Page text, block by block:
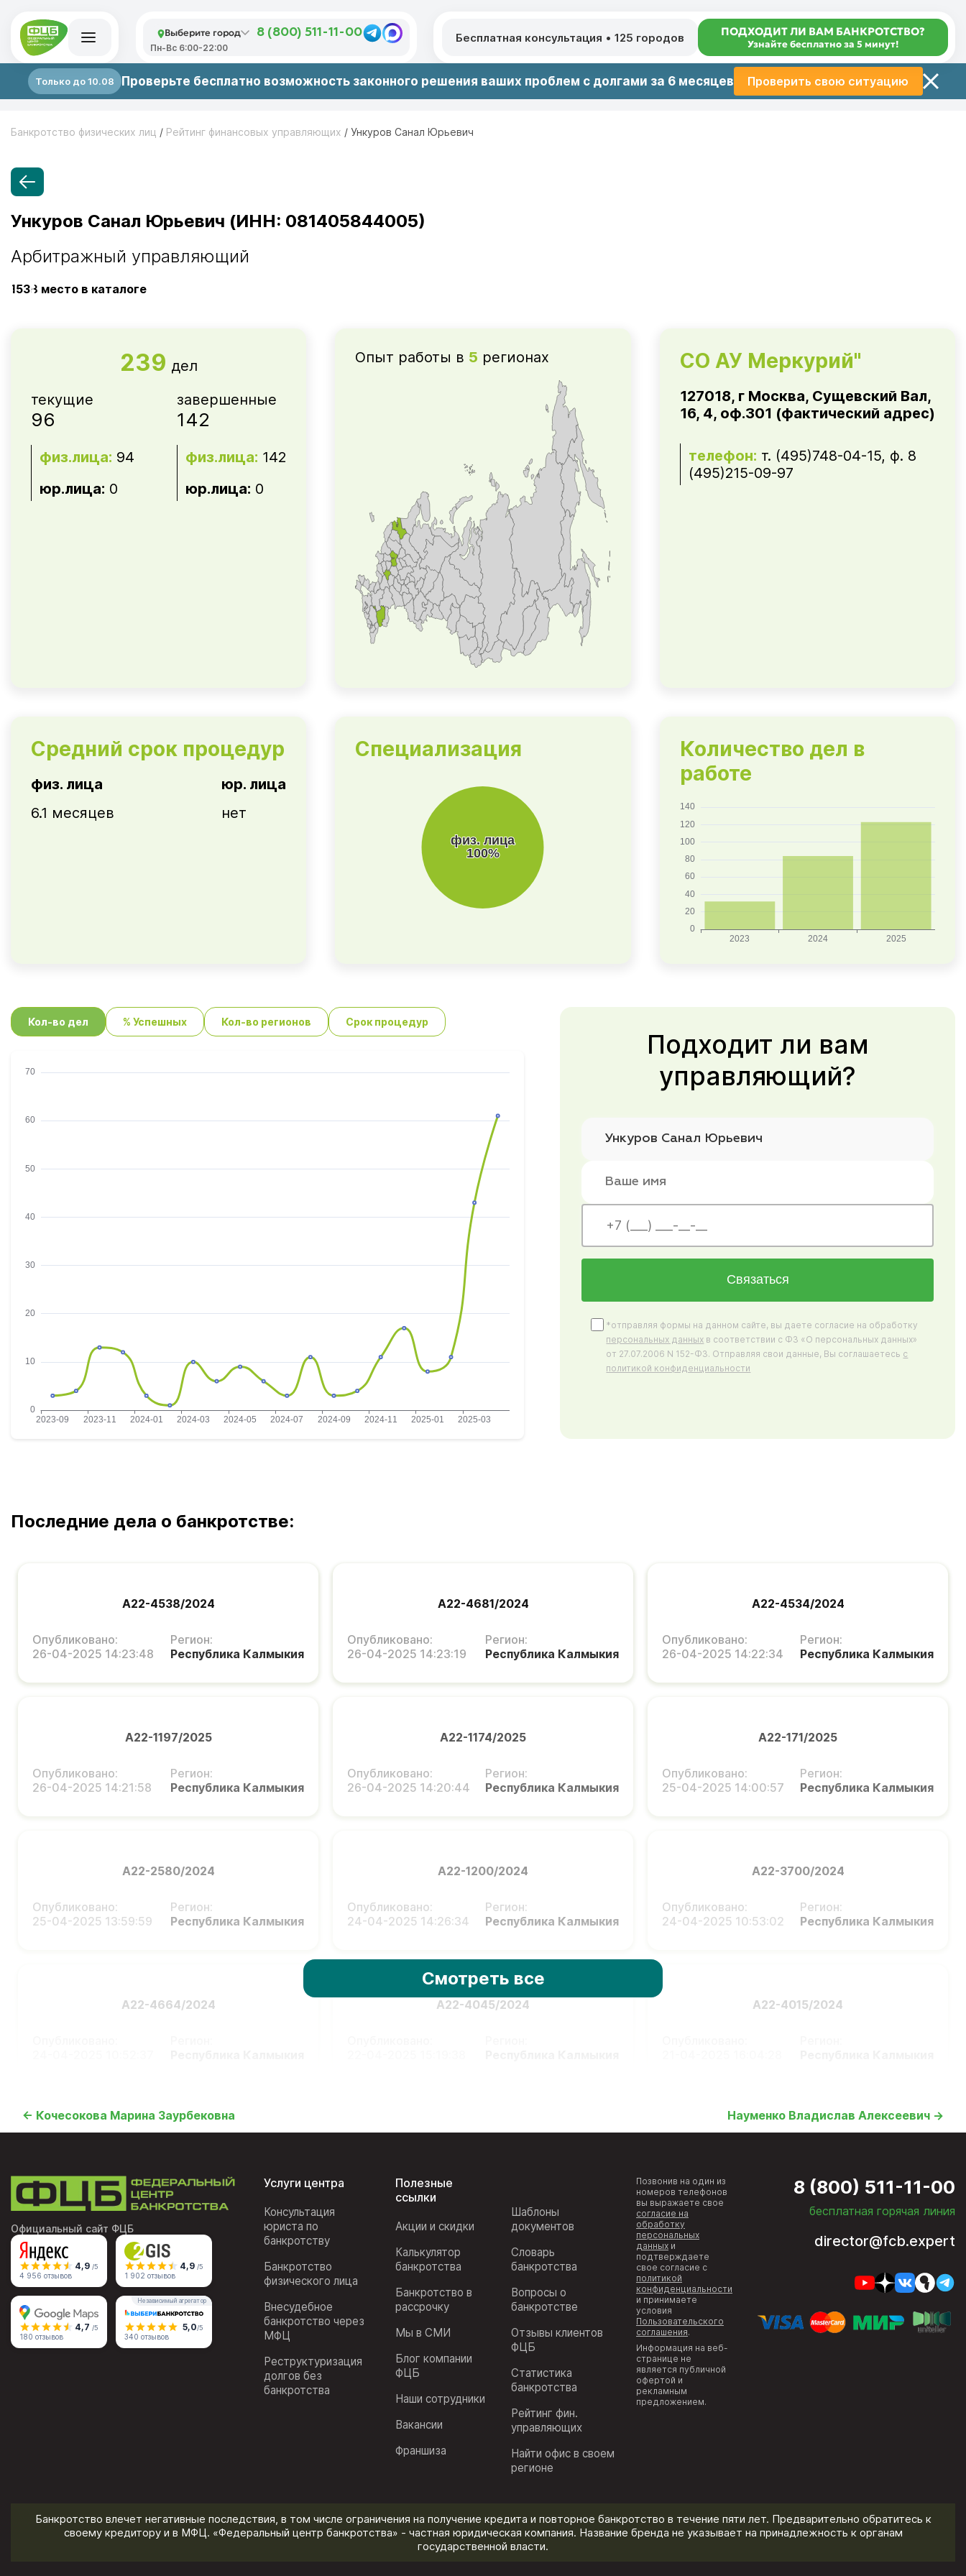
Выберите город 8 (800) 511-11-00
Пн-Вс 6:00-22:00
Бесплатная консультация • 125 городов ПОДХОДИТ ЛИ ВАМ БАНКРОТСТВО?
Узнайте бесплатно за 5 минут!
Только до 10.08 Проверьте бесплатно возможность законного решения ваших проблем с долгами за 6 месяцев Проверить свою ситуацию
Банкротство физических лиц / Рейтинг финансовых управляющих / Ункуров Санал Юрьевич
Ункуров Санал Юрьевич (ИНН: 081405844005)
Арбитражный управляющий
1538 место в каталоге
239 дел
текущие
96
физ.лица: 94
юр.лица: 0
завершенные
142
физ.лица: 142
юр.лица: 0
Опыт работы в 5 регионах СО АУ Меркурий"
127018, г Москва, Сущевский Вал,
16, 4, оф.301 (фактический адрес)
телефон: т. (495)748-04-15, ф. 8
(495)215-09-97
Средний срок процедур
физ. лица
6.1 месяцев
юр. лица
нет
Специализация
Количество дел в
работе
Кол-во дел % Успешных Кол-во регионов Срок процедур
Подходит ли вам
управляющий?
Связаться
*отправляя формы на данном сайте, вы даете согласие на обработку
персональных данных в соответствии с ФЗ «О персональных данных»
от 27.07.2006 N 152-ФЗ. Отправляя свои данные, Вы соглашаетесь с
политикой конфиденциальности
Последние дела о банкротстве:
А22-4538/2024
Опубликовано:
26-04-2025 14:23:48
Регион:
Республика Калмыкия
А22-4681/2024
Опубликовано:
26-04-2025 14:23:19
Регион:
Республика Калмыкия
А22-4534/2024
Опубликовано:
26-04-2025 14:22:34
Регион:
Республика Калмыкия
А22-1197/2025
Опубликовано:
26-04-2025 14:21:58
Регион:
Республика Калмыкия
А22-1174/2025
Опубликовано:
26-04-2025 14:20:44
Регион:
Республика Калмыкия
А22-171/2025
Опубликовано:
25-04-2025 14:00:57
Регион:
Республика Калмыкия
А22-2580/2024
Опубликовано:
25-04-2025 13:59:59
Регион:
Республика Калмыкия
А22-1200/2024
Опубликовано:
24-04-2025 14:26:34
Регион:
Республика Калмыкия
А22-3700/2024
Опубликовано:
24-04-2025 10:53:02
Регион:
Республика Калмыкия
А22-4664/2024 А22-4045/2024 А22-4015/2024
Смотреть все
← Кочесокова Марина Заурбековна Науменко Владислав Алексеевич →
Официальный сайт ФЦБ
4,9 /5
4 956 отзывов
4,9 /5
1 902 отзывов
4,7 /5
180 отзывов
Независимый агрегатор
5,0/5
340 отзывов
Услуги центра
Консультация
юриста по
банкротству
Банкротство
физического лица
Внесудебное
банкротство через
МФЦ
Реструктуризация
долгов без
банкротства
Полезные
ссылки
Акции и скидки
Калькулятор
банкротства
Банкротство в
рассрочку
Мы в СМИ
Блог компании
ФЦБ
Наши сотрудники
Вакансии
Франшиза
Шаблоны
документов
Словарь
банкротства
Вопросы о
банкротстве
Отзывы клиентов
ФЦБ
Статистика
банкротства
Рейтинг фин.
управляющих
Найти офис в своем
регионе
Позвонив на один из
номеров телефонов
вы выражаете свое
согласие на
обработку
персональных
данных и
подтверждаете
свое согласие с
политикой
конфиденциальности
и принимаете
условия
Пользовательского
соглашения.
Информация на веб-
странице не
является публичной
офертой и
рекламным
предложением.
8 (800) 511-11-00
бесплатная горячая линия
director@fcb.expert
Банкротство влечет негативные последствия, в том числе ограничения на получение кредита и повторное банкротство в течение пяти лет. Предварительно обратитесь к
своему кредитору и в МФЦ. «Федеральный центр банкротства» - частная юридическая компания. Название бренда не указывает на принадлежность к органам
государственной власти.